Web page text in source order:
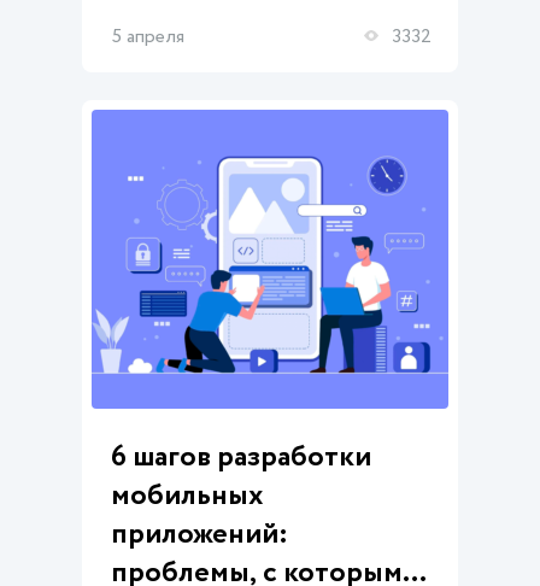
5 апреля 3332
6 шагов разработки
мобильных
приложений:
проблемы, с которыми